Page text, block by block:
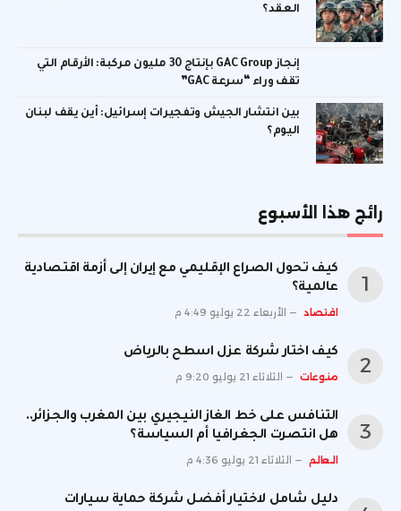
العقد؟
إنجاز GAC Group بإنتاج 30 مليون مركبة: الأرقام التي
تقف وراء “سرعة GAC”
بين انتشار الجيش وتفجيرات إسرائيل: أين يقف لبنان
اليوم؟
رائج هذا الأسبوع
كيف تحول الصراع الإقليمي مع إيران إلى أزمة اقتصادية
عالمية؟
اقتصاد الأربعاء 22 يوليو 4:49 م
كيف اختار شركة عزل اسطح بالرياض
منوعات الثلاثاء 21 يوليو 9:20 م
التنافس على خط الغاز النيجيري بين المغرب والجزائر..
هل انتصرت الجغرافيا أم السياسة؟
العالم الثلاثاء 21 يوليو 4:36 م
دليل شامل لاختيار أفضل شركة حماية سيارات